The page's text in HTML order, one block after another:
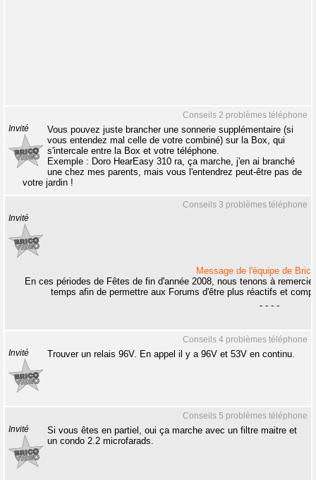
Conseils 2 problèmes téléphone
Invité
Vous pouvez juste brancher une sonnerie supplémentaire (si
vous entendez mal celle de votre combiné) sur la Box, qui
s'intercale entre la Box et votre téléphone.
Exemple : Doro HearEasy 310 ra, ça marche, j'en ai branché
une chez mes parents, mais vous l'entendrez peut-être pas de
votre jardin !
Conseils 3 problèmes téléphone
Invité
Message de l'équipe de
En ces périodes de Fêtes de fin d'année 2008, nous tenons à
temps afin de permettre aux Forums d'être plus réactifs et
- - - -
Conseils 4 problèmes téléphone
Invité Trouver un relais 96V. En appel il y a 96V et 53V en continu.
Conseils 5 problèmes téléphone
Invité
Si vous êtes en partiel, oui ça marche avec un filtre maitre et
un condo 2.2 microfarads.